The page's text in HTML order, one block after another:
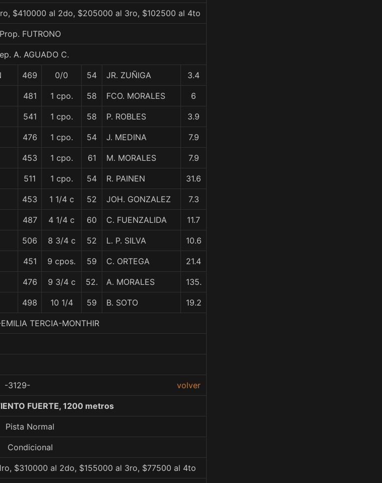
$410000 al 2do, $205000 al 3ro, $102500 al 4to
Prop. FUTRONO
A. AGUADO C.
469 0/0 54 JR. ZUÑIGA 3.4
481 1 cpo. 58 FCO. MORALES 6
541 1 cpo. 58 P. ROBLES 3.9
476 1 cpo. 54 J. MEDINA 7.9
453 1 cpo. 61 M. MORALES 7.9
511 1 cpo. 54 R. PAINEN 31.6
453 1 1/4 c 52 JOH. GONZALEZ 7.3
487 4 1/4 c 60 C. FUENZALIDA 11.7
506 8 3/4 c 52 L. P. SILVA 10.6
451 9 cpos. 59 C. ORTEGA 21.4
476 9 3/4 c 52. A. MORALES 135.
498 10 1/4 59 B. SOTO 19.2
TERCIA-MONTHIR
-3129- volver
FUERTE, 1200 metros
Pista Normal
Condicional
$310000 al 2do, $155000 al 3ro, $77500 al 4to